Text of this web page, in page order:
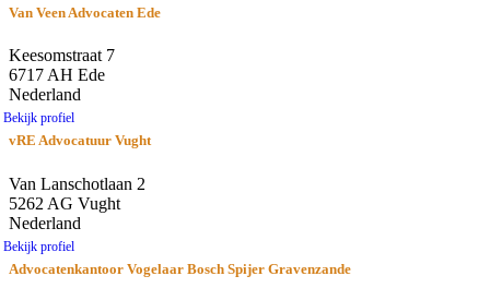
Van Veen Advocaten Ede
Keesomstraat 7
6717 AH Ede
Nederland
Bekijk profiel
vRE Advocatuur Vught
Van Lanschotlaan 2
5262 AG Vught
Nederland
Bekijk profiel
Advocatenkantoor Vogelaar Bosch Spijer Gravenzande